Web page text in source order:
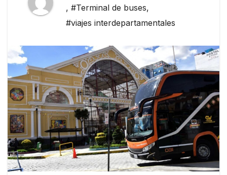
, #Terminal de buses,
#viajes interdepartamentales